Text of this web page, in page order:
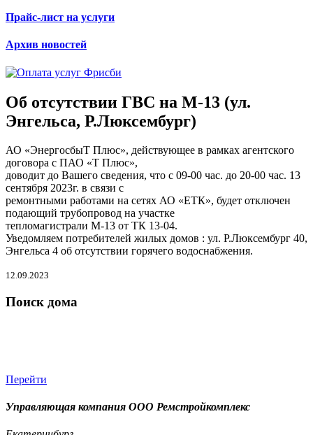
Прайс-лист на услуги
Архив новостей
Об отсутствии ГВС на М-13 (ул.
Энгельса, Р.Люксембург)
АО «ЭнергосбыТ Плюс», действующее в рамках агентского
договора с ПАО «Т Плюс»,
доводит до Вашего сведения, что с 09-00 час. до 20-00 час. 13
сентября 2023г. в связи с
ремонтными работами на сетях АО «ЕТК», будет отключен
подающий трубопровод на участке
тепломагистрали М-13 от ТК 13-04.
Уведомляем потребителей жилых домов : ул. Р.Люксембург 40,
Энгельса 4 об отсутствии горячего водоснабжения.
12.09.2023
Поиск дома
Перейти
Управляющая компания ООО Ремстройкомплекс